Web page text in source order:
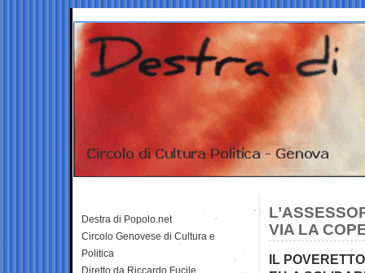
VIA LA
IL
Destra di Popolo.net
Circolo Genovese di Cultura e
Politica
Diretto da Riccardo Fucile